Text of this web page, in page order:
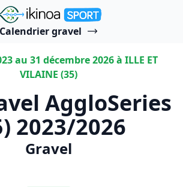
Sport"
Calendrier gravel
au 31 décembre 2026 à ILLE ET
VILAINE (35)
AggloSeries
2023/2026
Gravel